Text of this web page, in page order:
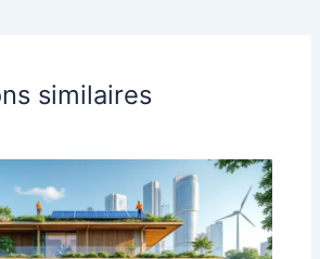
similaires